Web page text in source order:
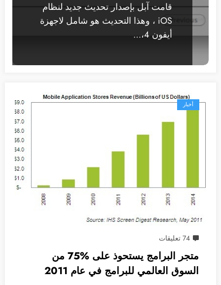
قامت آبل بإصدار تحديث جديد لنظام
iOS ، وهذا التحديث هو شامل لاجهزة
أيفون 4،…
أخبار
74 تعليقات
متجر البرامج يستحوذ على 75‪%‬ من
السوق العالمي للبرامج في عام 2011